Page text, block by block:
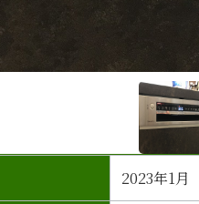
2023年1月